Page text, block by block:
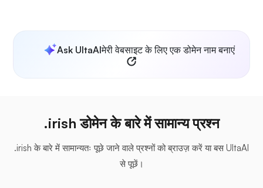
Ask UltaAIमेरी वेबसाइट के लिए एक डोमेन नाम बनाएं
.irish डोमेन के बारे में सामान्य प्रश्न
.irish के बारे में सामान्यतः पूछे जाने वाले प्रश्नों को ब्राउज़ करें या बस UltaAI
से पूछें।